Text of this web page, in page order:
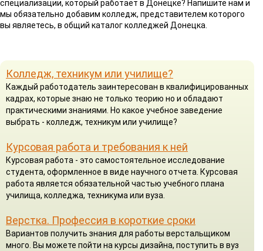
специализации, который работает в Донецке? Напишите нам и
мы обязательно добавим колледж, представителем которого
вы являетесь, в общий каталог колледжей Донецка.
Колледж, техникум или училище?
Каждый работодатель заинтересован в квалифицированных
кадрах, которые знаю не только теорию но и обладают
практическими знаниями. Но какое учебное заведение
выбрать - колледж, техникум или училище?
Курсовая работа и требования к ней
Курсовая работа - это самостоятельное исследование
студента, оформленное в виде научного отчета. Курсовая
работа является обязательной частью учебного плана
училища, колледжа, техникума или вуза.
Верстка. Профессия в короткие сроки
Вариантов получить знания для работы верстальщиком
много. Вы можете пойти на курсы дизайна, поступить в вуз